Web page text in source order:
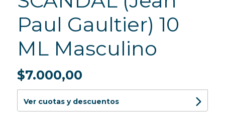
Paul Gaultier) 10
ML Masculino
$7.000,00
Ver cuotas y descuentos